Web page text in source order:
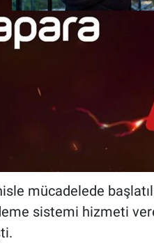
mücadelede
sistemi hizmeti